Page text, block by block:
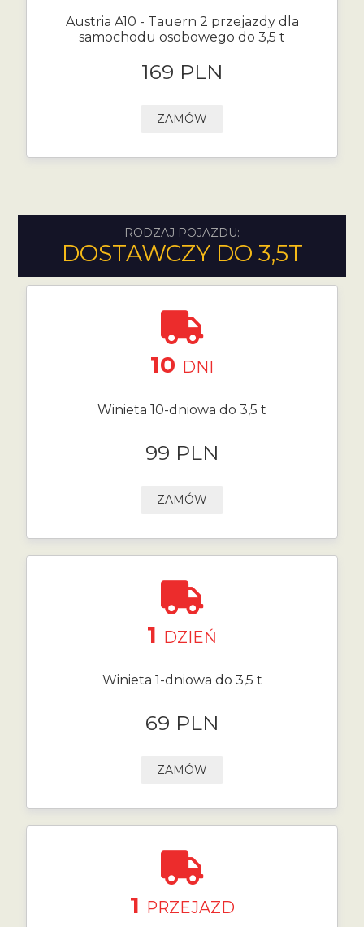
Austria A10 - Tauern 2 przejazdy dla
samochodu osobowego do 3,5 t
169 PLN
ZAMÓW
RODZAJ POJAZDU:
DOSTAWCZY DO 3,5T
10 DNI
Winieta 10-dniowa do 3,5 t
99 PLN
ZAMÓW
1 DZIEŃ
Winieta 1-dniowa do 3,5 t
69 PLN
ZAMÓW
1 PRZEJAZD